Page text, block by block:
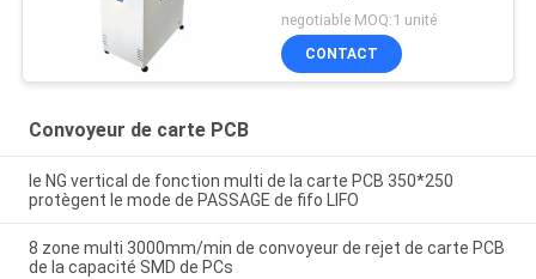
4.0mm
negotiable MOQ:1 unité
CONTACT
Convoyeur de carte PCB
le NG vertical de fonction multi de la carte PCB 350*250
protègent le mode de PASSAGE de fifo LIFO
8 zone multi 3000mm/min de convoyeur de rejet de carte PCB
de la capacité SMD de PCs